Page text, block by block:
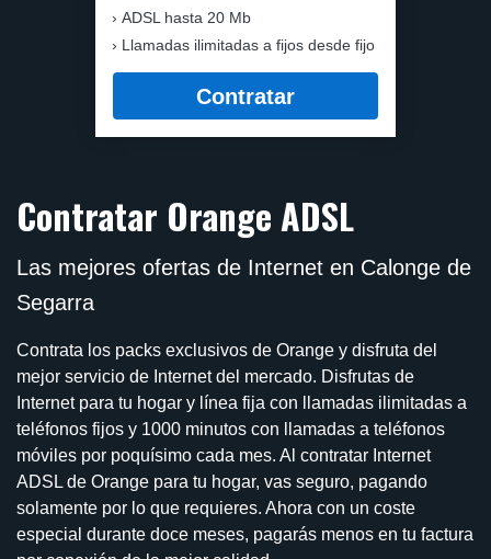
ADSL hasta 20 Mb
Llamadas ilimitadas a fijos desde fijo
Contratar
Contratar Orange ADSL
Las mejores ofertas de Internet en Calonge de
Segarra
Contrata los packs exclusivos de Orange y disfruta del
mejor servicio de Internet del mercado. Disfrutas de
Internet para tu hogar y línea fija con llamadas ilimitadas a
teléfonos fijos y 1000 minutos con llamadas a teléfonos
móviles por poquísimo cada mes. Al contratar Internet
ADSL de Orange para tu hogar, vas seguro, pagando
solamente por lo que requieres. Ahora con un coste
especial durante doce meses, pagarás menos en tu factura